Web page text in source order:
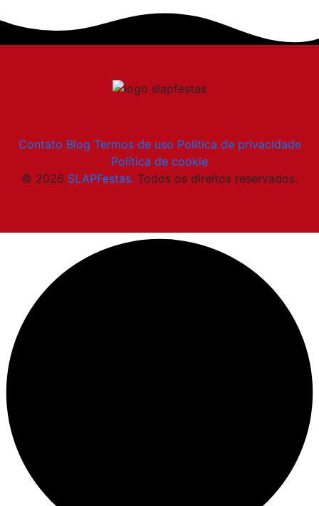
Contato Blog Termos de uso Política de privacidade
Política de cookie
© 2026 SLAPFestas. Todos os direitos reservados.